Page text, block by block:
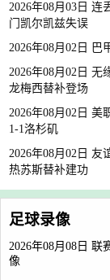
2026年08月03日
门凯尔凯兹失误
2026年08月02日 巴
2026年08月02日 无
龙梅西替补登场
2026年08月02日
1-1洛杉矶
2026年08月02日 友
热苏斯替补建功
足球录像
2026年08月08日 联
像